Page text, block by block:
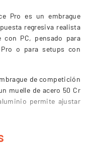
Pro es un embrague
regresiva realista
PC, pensado para
Pro o para setups con
de competición
muelle de acero 50 Cr
permite ajustar